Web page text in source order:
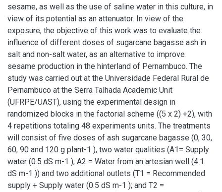
sesame, as well as the use of saline water in this culture, in
view of its potential as an attenuator. In view of the
exposure, the objective of this work was to evaluate the
influence of different doses of sugarcane bagasse ash in
salt and non-salt water, as an alternative to improve
sesame production in the hinterland of Pernambuco. The
study was carried out at the Universidade Federal Rural de
Pernambuco at the Serra Talhada Academic Unit
(UFRPE/UAST), using the experimental design in
randomized blocks in the factorial scheme ((5 x 2) +2), with
4 repetitions totaling 48 experiments units. The treatments
will consist of five doses of ash sugarcane bagasse (0, 30,
60, 90 and 120 g plant-1 ), two water qualities (A1= Supply
water (0.5 dS m-1 ); A2 = Water from an artesian well (4.1
dS m-1 )) and two additional outlets (T1 = Recommended
supply + Supply water (0.5 dS m-1 ); and T2 =